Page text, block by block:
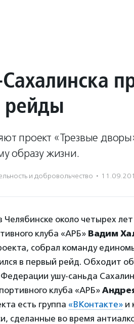
рейды
проект «Трезвые
образу жизни.
и доброволь­чест­во ·
около четырех
клуба «АРБ» Вадим
собрал команду
в первый рейд. Обходит
ушу-саньда
клуба «АРБ»
есть группа «ВКонтакте» и
сделанные во время